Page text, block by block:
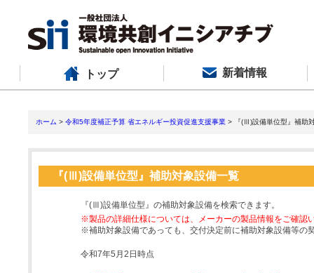
トップ 新着情報
ホーム > 令和5年度補正予算 省エネルギー投資促進支援事業 > 『(Ⅲ)設備単位型』補助
『(Ⅲ)設備単位型』補助対象設備一覧
『(Ⅲ)設備単位型』の補助対象設備を検索できます。
※製品の詳細仕様については、メーカーの製品情報をご確認
※補助対象設備であっても、交付決定前に補助対象設備等の
令和7年5月2日時点